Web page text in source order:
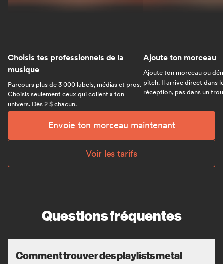
Choisis tes professionnels de la
musique
Parcours plus de 3 000 labels, médias et pros.
Choisis seulement ceux qui collent à ton
univers. Dès 2 $ chacun.
Ajoute ton morceau
Ajoute ton morceau ou
pitch. Il arrive direct dans
réception, pas dans un
Envoie ton morceau maintenant
Voir les tarifs
Questions fréquentes
Comment trouver des playlists metal